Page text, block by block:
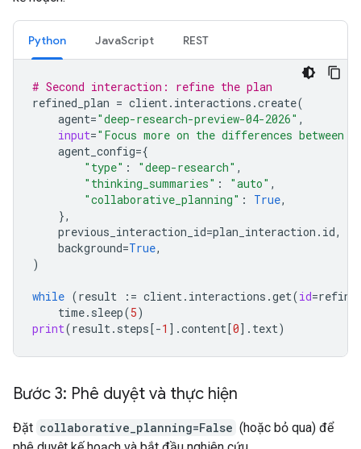
Python JavaScript REST
# Second interaction: refine the plan
refined_plan = client. interactions .create(
agent="deep-research-preview-04-2026" ,
input="Focus more on the differences between
agent_config={
"type" : "deep-research" ,
"thinking_summaries" : "auto" ,
"collaborative_planning" : True,
},
previous_interaction_id=plan_interaction . id,
background=True,
)
while (result := client. interactions .get(id=
time. sleep(5)
print(result. steps[-1 ] .content[0] . text)
Bước 3: Phê duyệt và thực hiện
Đặt collaborative_planning=False (hoặc bỏ qua) để